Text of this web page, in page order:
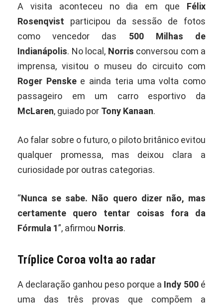
A visita aconteceu no dia em que Félix
Rosenqvist participou da sessão de fotos
como vencedor das 500 Milhas de
Indianápolis. No local, Norris conversou com a
imprensa, visitou o museu do circuito com
Roger Penskee ainda teria uma volta como
passageiro em um carro esportivo da
McLaren, guiado por Tony Kanaan.
Ao falar sobre o futuro, o piloto britânico evitou
qualquer promessa, mas deixou clara a
curiosidade por outras categorias.
“Nunca se sabe. Não quero dizer não, mas
certamente quero tentar coisas fora da
Fórmula 1”, afirmou Norris.
Tríplice Coroa volta ao radar
A declaração ganhou peso porque a Indy 500é
uma das três provas que compõem a